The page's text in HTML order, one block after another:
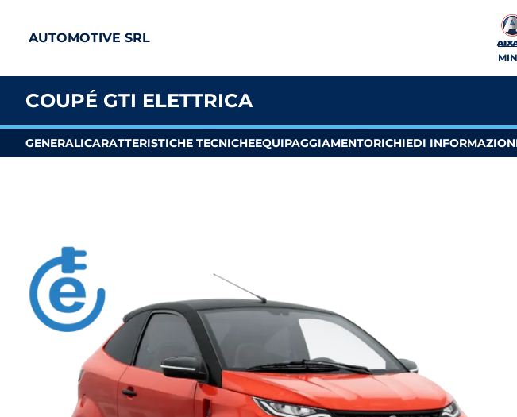
AUTOMOTIVE SRL
COUPÉ GTI ELETTRICA
GENERALICARATTERISTICHE TECNICHEEQUIPAGGIAMENTORICHIEDI